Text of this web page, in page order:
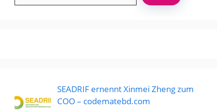
SEADRIF ernennt Xinmei Zheng zum
COO – codematebd.com